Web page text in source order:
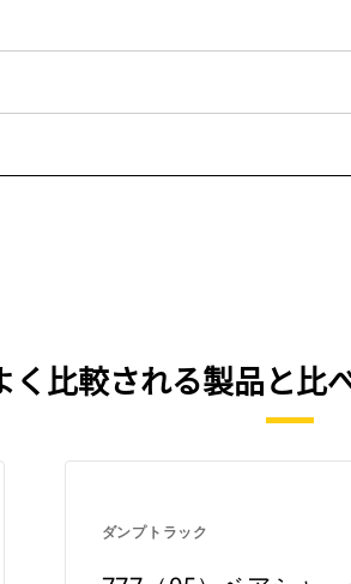
比較される製品と比
ダンプトラック